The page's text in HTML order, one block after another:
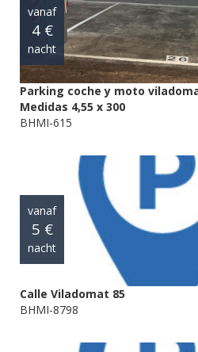
vanaf
4 €
nacht
Parking coche y moto
Medidas 4,55 x 300
BHMI-615
vanaf
5 €
nacht
Calle Viladomat 85
BHMI-8798